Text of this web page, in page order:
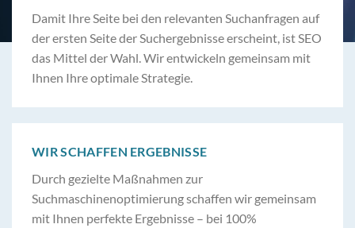
Damit Ihre Seite bei den relevanten Suchanfragen auf
der ersten Seite der Suchergebnisse erscheint, ist SEO
das Mittel der Wahl. Wir entwickeln gemeinsam mit
Ihnen Ihre optimale Strategie.
WIR SCHAFFEN ERGEBNISSE
Durch gezielte Maßnahmen zur
Suchmaschinenoptimierung schaffen wir gemeinsam
mit Ihnen perfekte Ergebnisse – bei 100%